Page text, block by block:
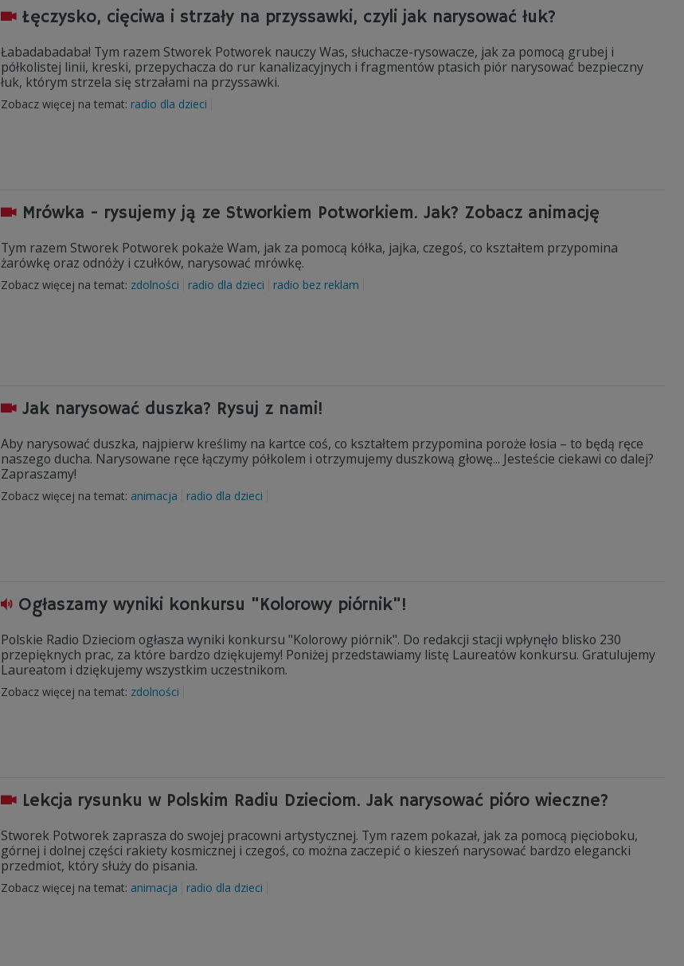
Łęczysko, cięciwa i strzały na przyssawki, czyli jak narysować łuk?
Łabadabadaba! Tym razem Stworek Potworek nauczy Was, słuchacze-rysowacze, jak za pomocą grubej i
półkolistej linii, kreski, przepychacza do rur kanalizacyjnych i fragmentów ptasich piór narysować bezpieczny
łuk, którym strzela się strzałami na przyssawki.
Zobacz więcej na temat: radio dla dzieci
Mrówka - rysujemy ją ze Stworkiem Potworkiem. Jak? Zobacz animację
Tym razem Stworek Potworek pokaże Wam, jak za pomocą kółka, jajka, czegoś, co kształtem przypomina
żarówkę oraz odnóży i czułków, narysować mrówkę.
Zobacz więcej na temat: zdolności radio dla dzieci radio bez reklam
Jak narysować duszka? Rysuj z nami!
Aby narysować duszka, najpierw kreślimy na kartce coś, co kształtem przypomina poroże łosia – to będą ręce
naszego ducha. Narysowane ręce łączymy półkolem i otrzymujemy duszkową głowę... Jesteście ciekawi co dalej?
Zapraszamy!
Zobacz więcej na temat: animacja radio dla dzieci
Ogłaszamy wyniki konkursu "Kolorowy piórnik"!
Polskie Radio Dzieciom ogłasza wyniki konkursu "Kolorowy piórnik". Do redakcji stacji wpłynęło blisko 230
przepięknych prac, za które bardzo dziękujemy! Poniżej przedstawiamy listę Laureatów konkursu. Gratulujemy
Laureatom i dziękujemy wszystkim uczestnikom.
Zobacz więcej na temat: zdolności
Lekcja rysunku w Polskim Radiu Dzieciom. Jak narysować pióro wieczne?
Stworek Potworek zaprasza do swojej pracowni artystycznej. Tym razem pokazał, jak za pomocą pięcioboku,
górnej i dolnej części rakiety kosmicznej i czegoś, co można zaczepić o kieszeń narysować bardzo elegancki
przedmiot, który służy do pisania.
Zobacz więcej na temat: animacja radio dla dzieci